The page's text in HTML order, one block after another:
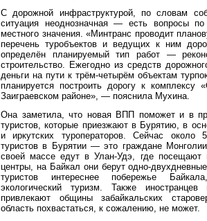
С дорожной инфраструктурой, по словам
ситуация неоднозначная — есть вопросы
местного значения. «Минтранс проводит
перечень туробъектов и ведущих к ним
определён планируемый тип работ —
строительство. Ежегодно из средств
деньги на пути к трём-четырём объектам
планируется построить дорогу к комплексу
Заиграевском районе», — пояснила Мухина.
Она заметила, что новая ВПП поможет и в
туристов, которые приезжают в Бурятию, в
и иркутских туроператоров. Сейчас около
туристов в Бурятии — это граждане
своей массе едут в Улан-Удэ, где посещают
центры, на Байкал они берут одно-
туристов интереснее побережье
экологический туризм. Также иностранцев
привлекают общины забайкальских
область похвастаться, к сожалению, не может.